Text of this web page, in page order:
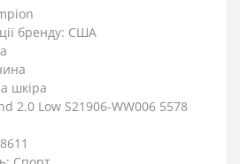
бренду: США
шкіра
2.0 Low S21906-WW006 5578